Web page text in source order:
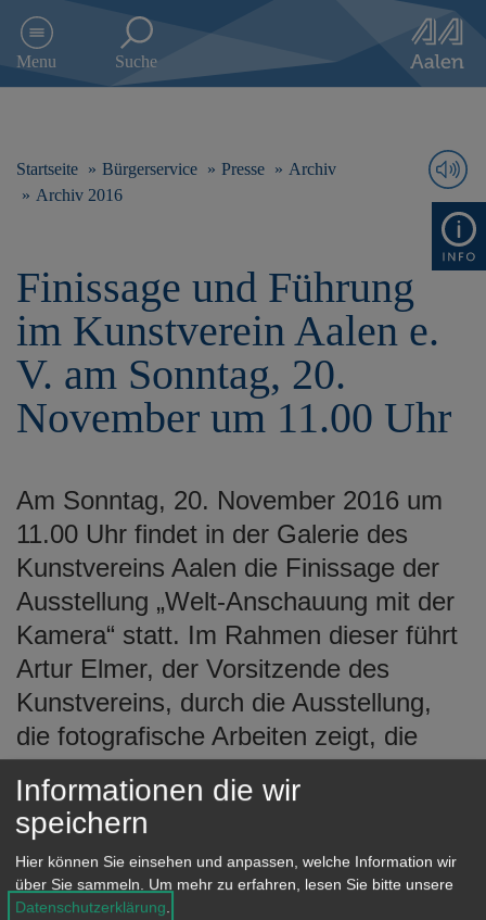
e
Menu Suche
Startseite Bürgerservice Presse
Archiv
Archiv 2016
Finissage und Führung
im Kunstverein Aalen e.
V. am Sonntag, 20.
November um 11.00 Uhr
Am Sonntag, 20. November 2016 um
11.00 Uhr findet in der Galerie des
Kunstvereins Aalen die Finissage der
Ausstellung „Welt-Anschauung mit der
Kamera“ statt. Im Rahmen dieser führt
Artur Elmer, der Vorsitzende des
Kunstvereins, durch die Ausstellung,
die fotografische Arbeiten zeigt, die
und motivisches Spektrum überzeugen.
Teilnehmende Künstler sind: AKA ME,
Artur Elmer, Alfons Glocker, Harald
Habermann, Harald Issel, Peter
Informationen die wir
speichern
Hier können Sie einsehen und anpassen, welche Information wir
über Sie sammeln.
Um mehr zu erfahren, lesen Sie bitte unsere
Datenschutzerklärung